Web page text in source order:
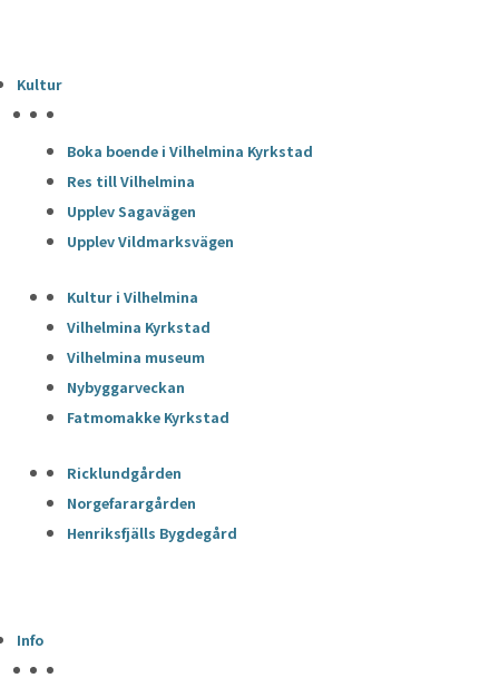
Kultur
Boka boende i Vilhelmina Kyrkstad
Res till Vilhelmina
Upplev Sagavägen
Upplev Vildmarksvägen
Kultur i Vilhelmina
Vilhelmina Kyrkstad
Vilhelmina museum
Nybyggarveckan
Fatmomakke Kyrkstad
Ricklundgården
Norgefarargården
Henriksfjälls Bygdegård
Info